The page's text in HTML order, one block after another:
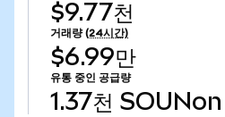
$9.77천
거래량 (24시간)
$6.99만
유통 중인 공급량
1.37천 SOUNon